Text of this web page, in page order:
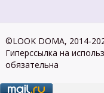
©LOOK DOMA, 2014-
Гиперссылка на
обязательна